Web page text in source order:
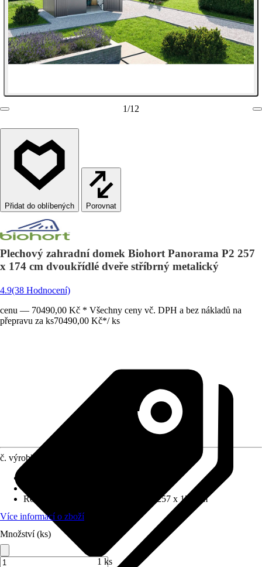
1/12
Porovnat
Plechový zahradní domek Biohort Panorama P2 257
x 174 cm dvoukřídlé dveře stříbrný metalický
4.9(38 Hodnocení)
cenu — 70490,00 Kč * Všechny ceny vč. DPH a bez nákladů na
přepravu za ks70490,00 Kč*/ ks
č. výrobku
Rozměry š x h bez přesahu střechy
257 x 174 cm
Více informací o zboží
Množství (ks)
1 ks